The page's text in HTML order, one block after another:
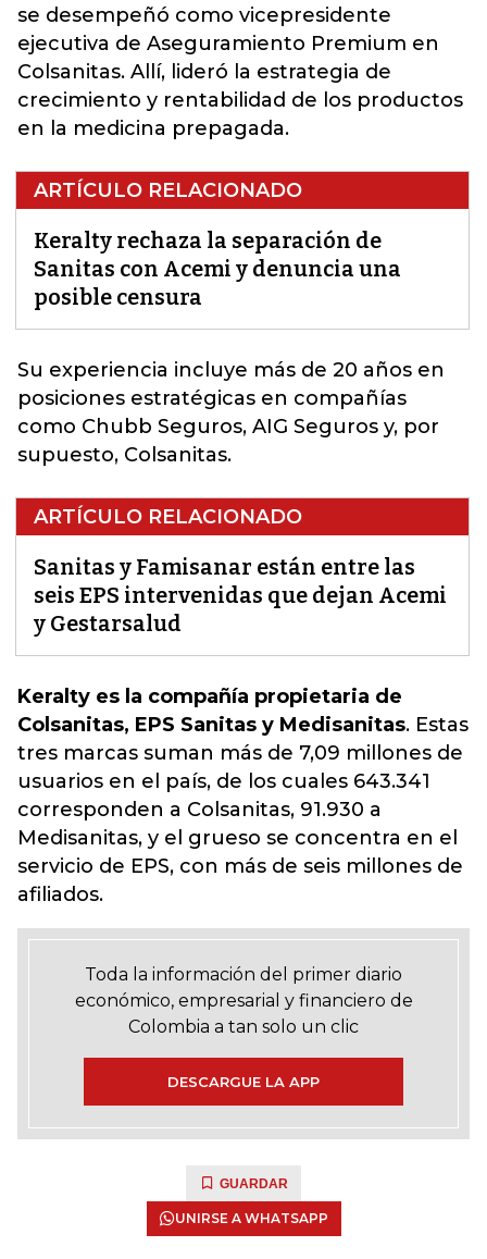
se desempeñó como vicepresidente
ejecutiva de Aseguramiento Premium en
Colsanitas. Allí, lideró la estrategia de
crecimiento y rentabilidad de los productos
en la medicina prepagada.
ARTÍCULO RELACIONADO
Keralty rechaza la separación de
Sanitas con Acemi y denuncia una
posible censura
Su experiencia incluye más de 20 años en
posiciones estratégicas en compañías
como Chubb Seguros, AIG Seguros y, por
supuesto, Colsanitas.
ARTÍCULO RELACIONADO
Sanitas y Famisanar están entre las
seis EPS intervenidas que dejan Acemi
y Gestarsalud
Keralty es la compañía propietaria de
Colsanitas, EPS Sanitas y Medisanitas. Estas
tres marcas suman más de 7,09 millones de
usuarios en el país, de los cuales 643.341
corresponden a Colsanitas, 91.930 a
Medisanitas, y el grueso se concentra en el
servicio de EPS, con más de seis millones de
afiliados.
Toda la información del primer diario
económico, empresarial y financiero de
Colombia a tan solo un clic
DESCARGUE LA APP
GUARDAR
UNIRSE A WHATSAPP